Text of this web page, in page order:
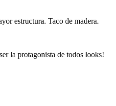
estructura. Taco de madera.
la protagonista de todos looks!